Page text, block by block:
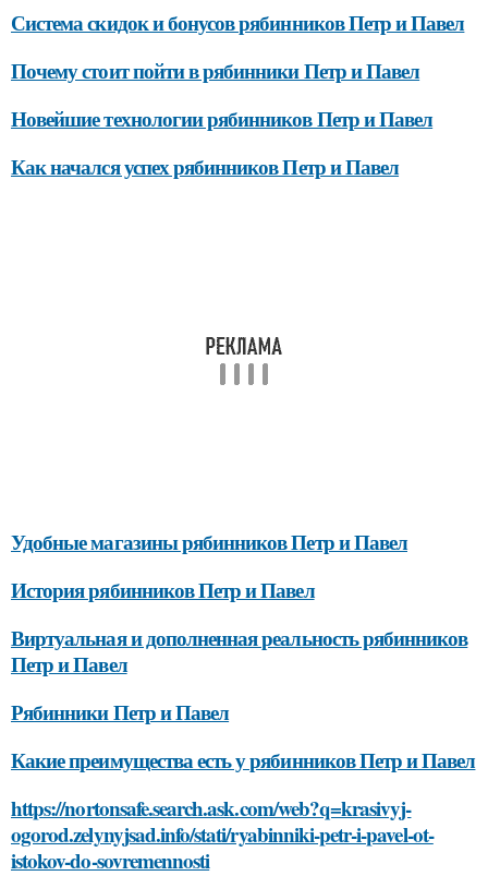
Система скидок и бонусов рябинников Петр и Павел
Почему стоит пойти в рябинники Петр и Павел
Новейшие технологии рябинников Петр и Павел
Как начался успех рябинников Петр и Павел
Удобные магазины рябинников Петр и Павел
История рябинников Петр и Павел
Виртуальная и дополненная реальность рябинников
Петр и Павел
Рябинники Петр и Павел
Какие преимущества есть у рябинников Петр и Павел
https://nortonsafe.search.ask.com/web?q=krasivyj-
ogorod.zelynyjsad.info/stati/ryabinniki-petr-i-pavel-ot-
istokov-do-sovremennosti